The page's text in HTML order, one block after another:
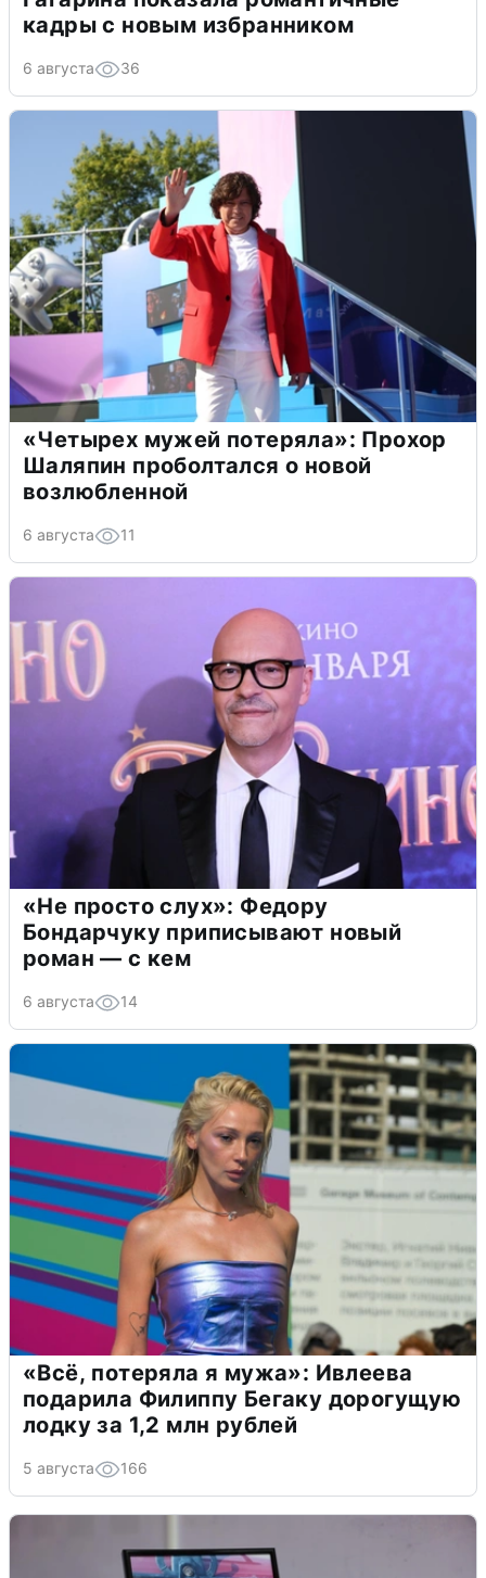
кадры с новым избранником
6 августа 36
«Четырех мужей потеряла»: Прохор
Шаляпин проболтался о новой
возлюбленной
6 августа 11
«Не просто слух»: Федору
Бондарчуку приписывают новый
роман — с кем
6 августа 14
«Всё, потеряла я мужа»: Ивлеева
подарила Филиппу Бегаку дорогущую
лодку за 1,2 млн рублей
5 августа 166